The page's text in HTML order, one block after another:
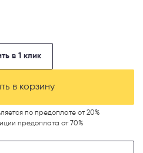
в 1 клик
в корзину
по предоплате от 20%
предоплата от 70%